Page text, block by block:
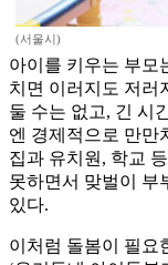
(서울시)
아이를 키우는 부모
치면 이러지도 저러
둘 수는 없고, 긴 시
엔 경제적으로 만만
집과 유치원, 학교
못하면서 맞벌이 부
있다.
이처럼 돌봄이 필요